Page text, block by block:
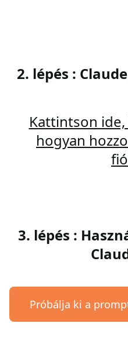
2. lépés :
Kattintson
hogyan
3. lépés :
Próbálja ki a